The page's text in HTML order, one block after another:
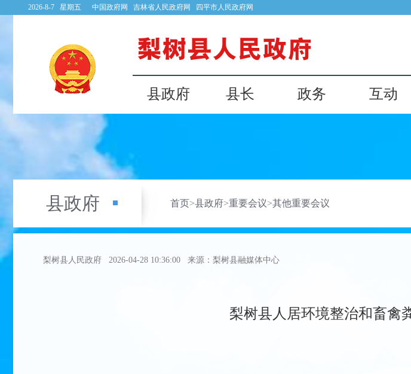
2026-8-7 星期五 中国政府网 吉林省人民政府网 四平市人民政府网
县政府 县长 政务 互动
县政府 首页>县政府>重要会议>其他重要会议
梨树县人民政府 2026-04-28 10:36:00 来源：梨树县融媒体中心
梨树县人居环境整治和畜禽